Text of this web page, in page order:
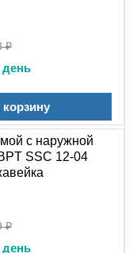
₽
день
корзину
с наружной
SSC 12-04
₽
день